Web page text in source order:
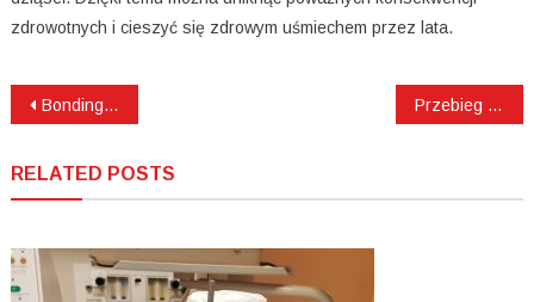
zdrowotnych i cieszyć się zdrowym uśmiechem przez lata.
Nawigacja
Bonding zębów ile się trzyma? Przebieg zabiegu chirurgicznego usunięcia torbieli zęba krok po kroku
RELATED POSTS